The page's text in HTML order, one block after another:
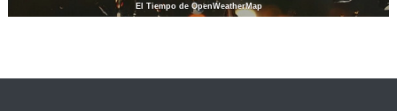
El Tiempo de OpenWeatherMap